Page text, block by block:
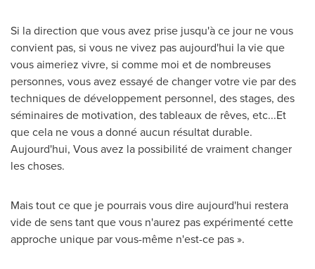
Si la direction que vous avez prise jusqu'à ce jour ne vous
convient pas, si vous ne vivez pas aujourd'hui la vie que
vous aimeriez vivre, si comme moi et de nombreuses
personnes, vous avez essayé de changer votre vie par des
techniques de développement personnel, des stages, des
séminaires de motivation, des tableaux de rêves, etc...Et
que cela ne vous a donné aucun résultat durable.
Aujourd'hui, Vous avez la possibilité de vraiment changer
les choses.
Mais tout ce que je pourrais vous dire aujourd'hui restera
vide de sens tant que vous n'aurez pas expérimenté cette
approche unique par vous-même n'est-ce pas ».